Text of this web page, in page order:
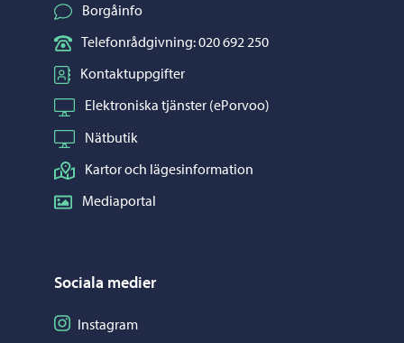
Borgåinfo
Telefonrådgivning: 020 692 250
Kontaktuppgifter
Elektroniska tjänster (ePorvoo)
Nätbutik
Kartor och lägesinformation
Mediaportal
Sociala medier
Följ på Instagram
Instagram